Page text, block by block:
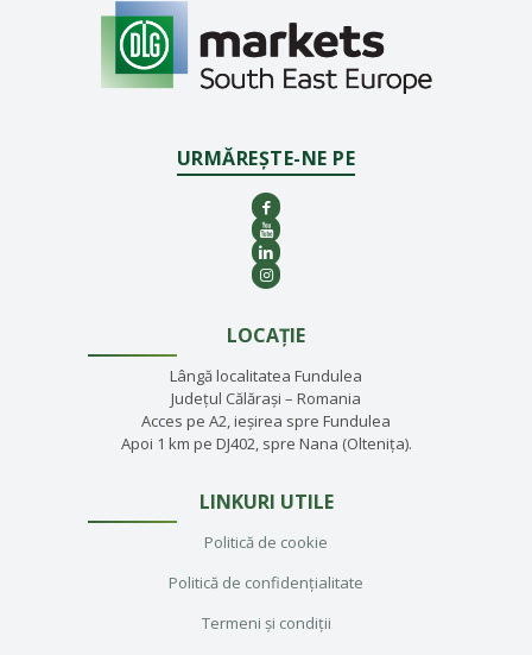
URMĂREȘTE-NE PE
LOCAȚIE
Lângă localitatea Fundulea
Județul Călărași – Romania
Acces pe A2, ieșirea spre Fundulea
Apoi 1 km pe DJ402, spre Nana (Oltenița).
LINKURI UTILE
Politică de cookie
Politică de confidențialitate
Termeni și condiții